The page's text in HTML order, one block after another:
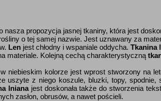
nasza propozycja jasnej tkaniny, która jest
o tej samej nazwie. Jest uznawany za
Len jest chłodny i wspaniale oddycha. Tkanina
materiale. Kolejną cechą charakterystyczną
w niebieskim kolorze jest wprost stworzony na
uszyte z niego koszule, bluzki, topy, spodnie,
lnianajest doskonała także do stworzenia
zasłon, obrusów, a nawet pościeli.